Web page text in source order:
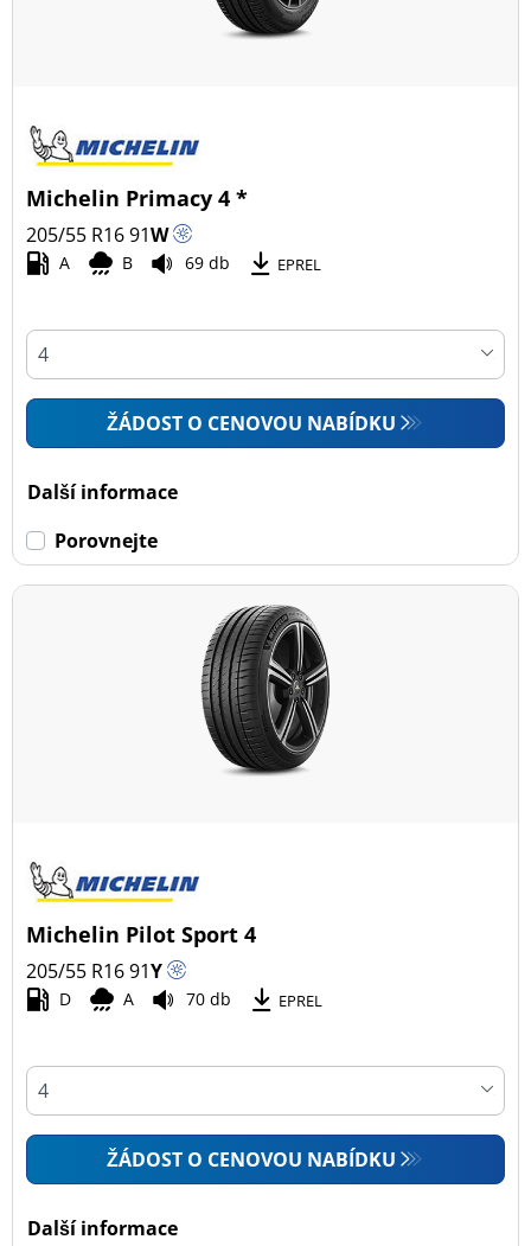
Michelin Primacy 4 *
205/55 R1691W
A B 69 db EPREL
ŽÁDOST O CENOVOU NABÍDKU
Další informace
Porovnejte
Michelin Pilot Sport 4
205/55 R1691Y
D A 70 db EPREL
ŽÁDOST O CENOVOU NABÍDKU
Další informace